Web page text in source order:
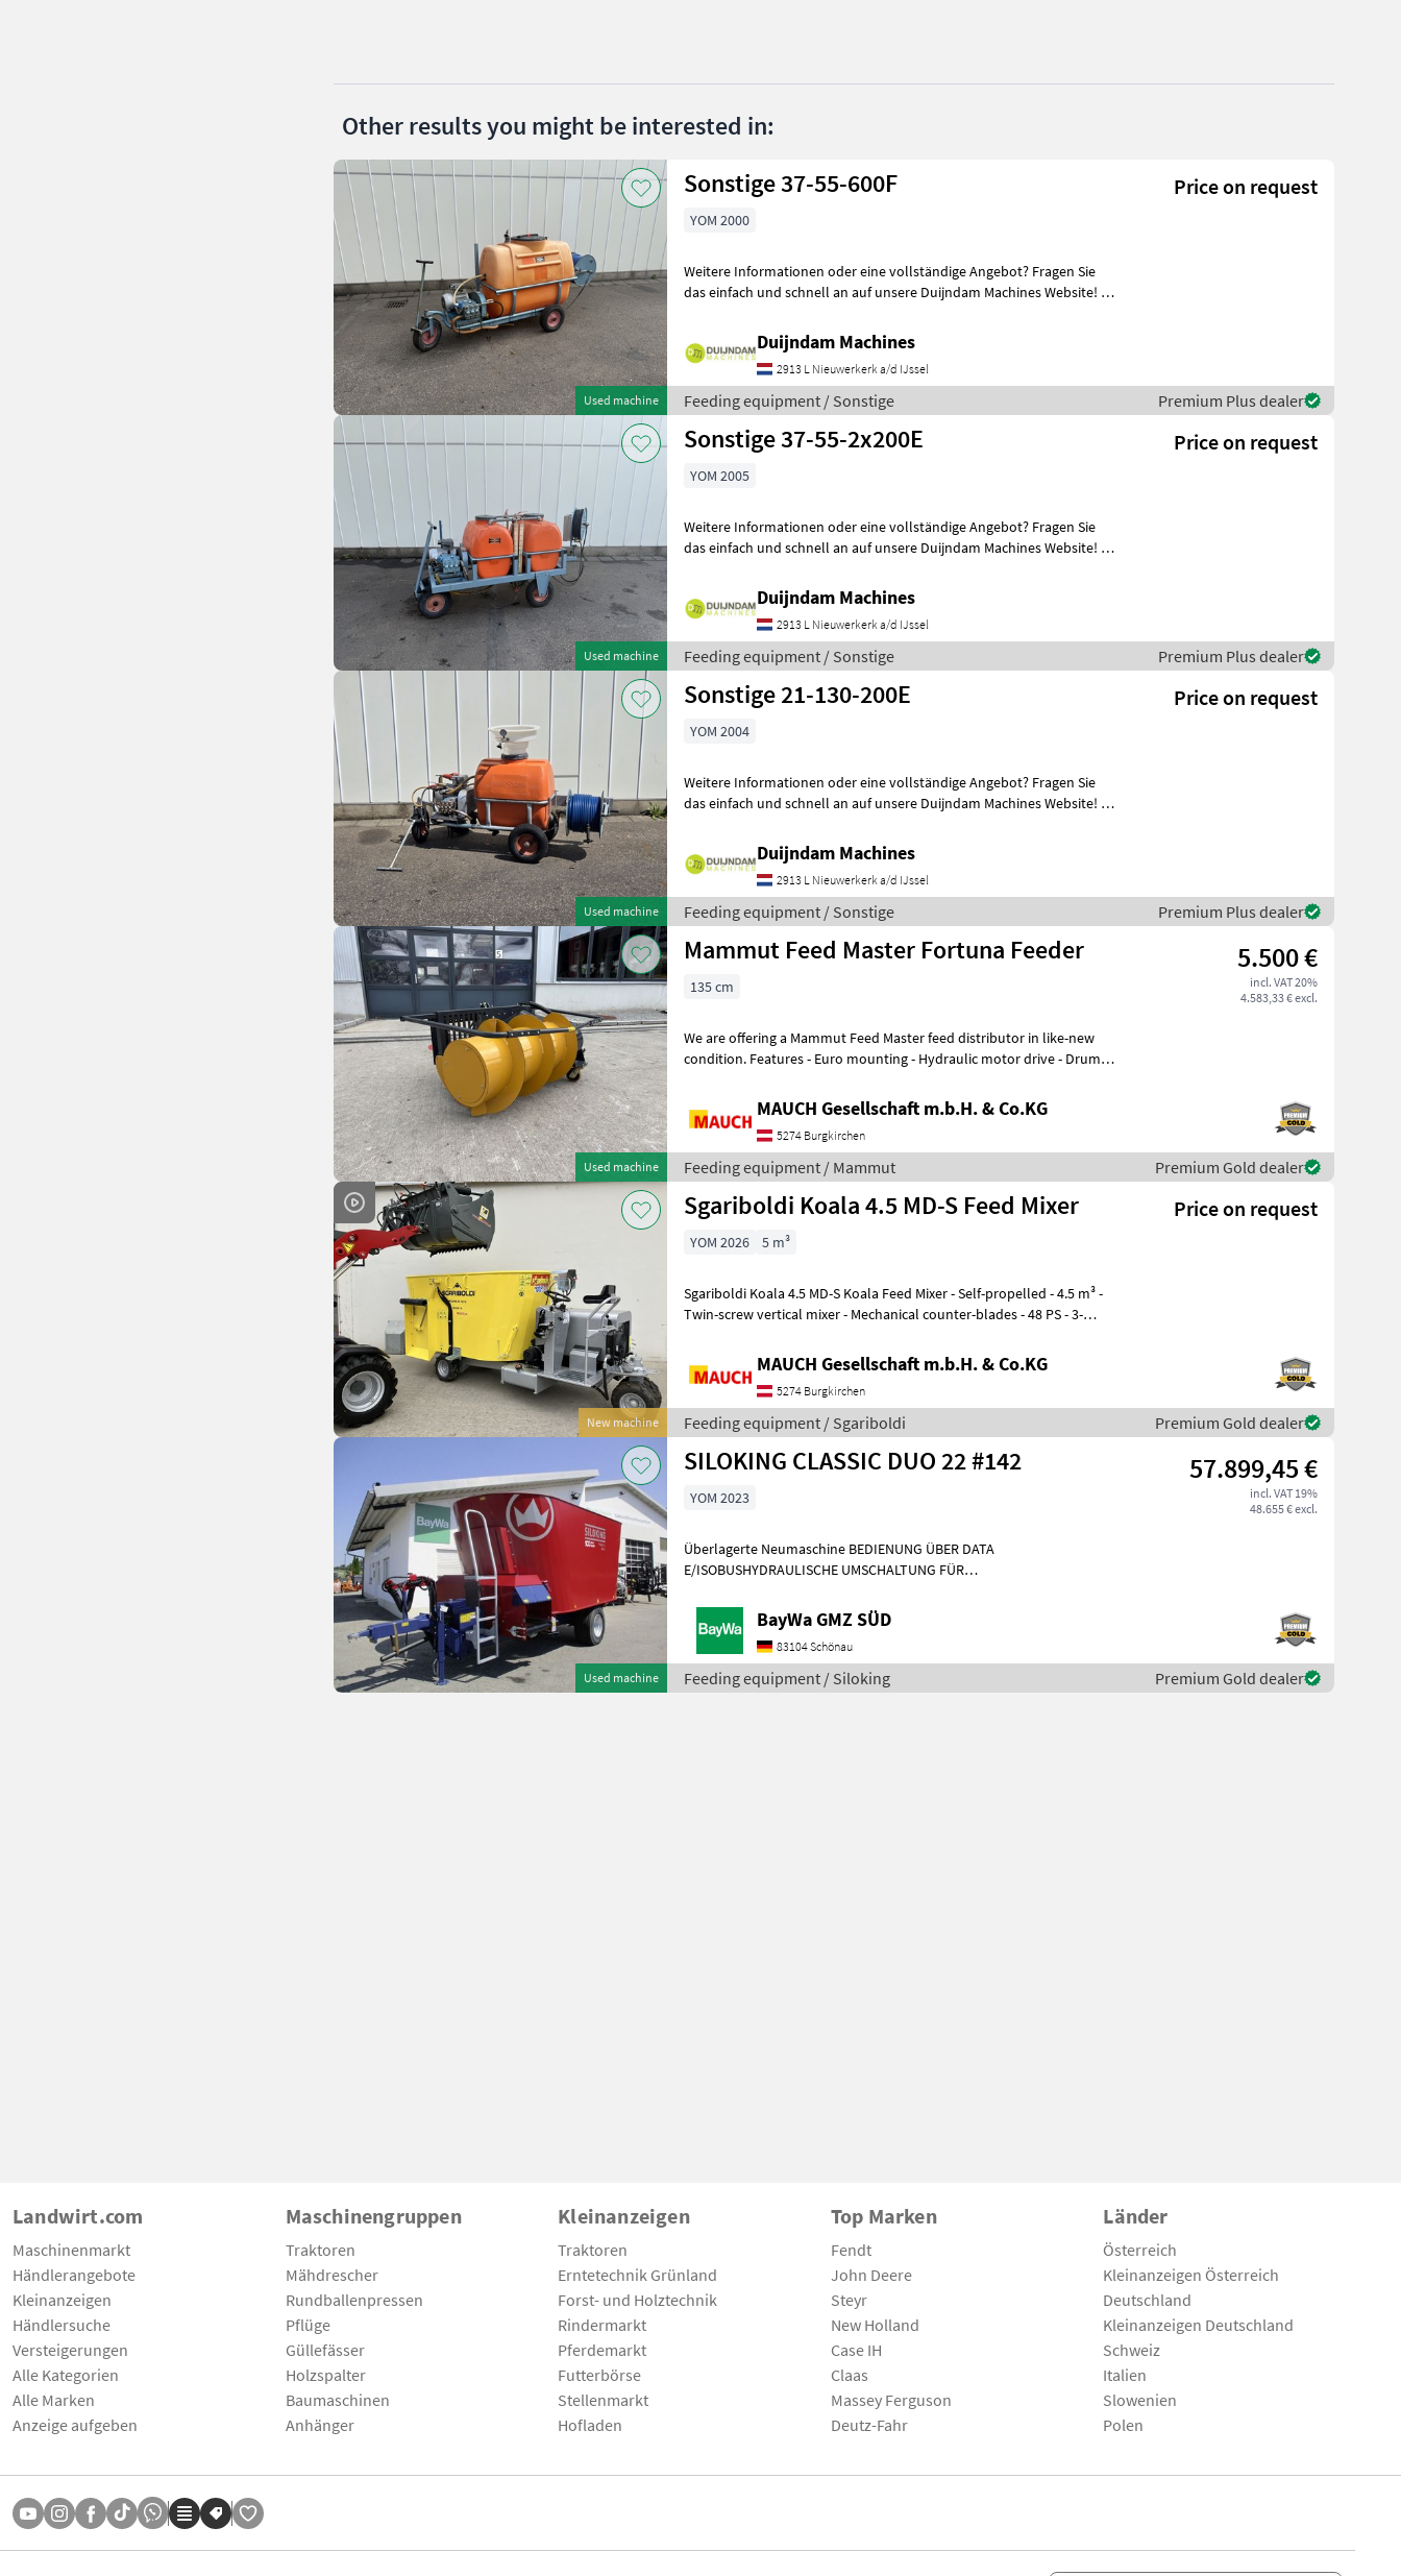
Other results you might be interested in:
Used machine
Sonstige 37-55-600F Price on request
YOM 2000
Weitere Informationen oder eine vollständige Angebot? Fragen Sie
das einfach und schnell an auf unsere Duijndam Machines Website! Sie
Duijndam Machines
2913 L Nieuwerkerk a/d IJssel
Feeding equipment / Sonstige Premium Plus dealer
Used machine
Sonstige 37-55-2x200E Price on request
YOM 2005
Weitere Informationen oder eine vollständige Angebot? Fragen Sie
das einfach und schnell an auf unsere Duijndam Machines Website! Sie
Duijndam Machines
2913 L Nieuwerkerk a/d IJssel
Feeding equipment / Sonstige Premium Plus dealer
Used machine
Sonstige 21-130-200E Price on request
YOM 2004
Weitere Informationen oder eine vollständige Angebot? Fragen Sie
das einfach und schnell an auf unsere Duijndam Machines Website! Sie
Duijndam Machines
2913 L Nieuwerkerk a/d IJssel
Feeding equipment / Sonstige Premium Plus dealer
Used machine
Mammut Feed Master Fortuna Feeder 5.500 €
incl. VAT 20%
4.583,33 € excl.
135 cm
We are offering a Mammut Feed Master feed distributor in like-new
condition. Features - Euro mounting - Hydraulic motor drive - Drum
MAUCH Gesellschaft m.b.H. & Co.KG
5274 Burgkirchen
Feeding equipment / Mammut Premium Gold dealer
New machine
Sgariboldi Koala 4.5 MD-S Feed Mixer Price on request
YOM 2026 5 m³
Sgariboldi Koala 4.5 MD-S Koala Feed Mixer - Self-propelled - 4.5 m³ -
Twin-screw vertical mixer - Mechanical counter-blades - 48 PS - 3-
MAUCH Gesellschaft m.b.H. & Co.KG
5274 Burgkirchen
Feeding equipment / Sgariboldi Premium Gold dealer
Used machine
SILOKING CLASSIC DUO 22 #142 57.899,45 €
incl. VAT 19%
48.655 € excl.
YOM 2023
Überlagerte Neumaschine BEDIENUNG ÜBER DATA
E/ISOBUSHYDRAULISCHE UMSCHALTUNG FÜR
MotorenSCHWERLASTMAGNET, AN VORDERESILOKIN
BayWa GMZ SÜD
83104 Schönau
Feeding equipment / Siloking Premium Gold dealer
Landwirt.com
Maschinenmarkt
Händlerangebote
Kleinanzeigen
Händlersuche
Versteigerungen
Alle Kategorien
Alle Marken
Anzeige aufgeben
Maschinengruppen
Traktoren
Mähdrescher
Rundballenpressen
Pflüge
Güllefässer
Holzspalter
Baumaschinen
Anhänger
Kleinanzeigen
Traktoren
Erntetechnik Grünland
Forst- und Holztechnik
Rindermarkt
Pferdemarkt
Futterbörse
Stellenmarkt
Hofladen
Top Marken
Fendt
John Deere
Steyr
New Holland
Case IH
Claas
Massey Ferguson
Deutz-Fahr
Länder
Österreich
Kleinanzeigen Österreich
Deutschland
Kleinanzeigen Deutschland
Schweiz
Italien
Slowenien
Polen